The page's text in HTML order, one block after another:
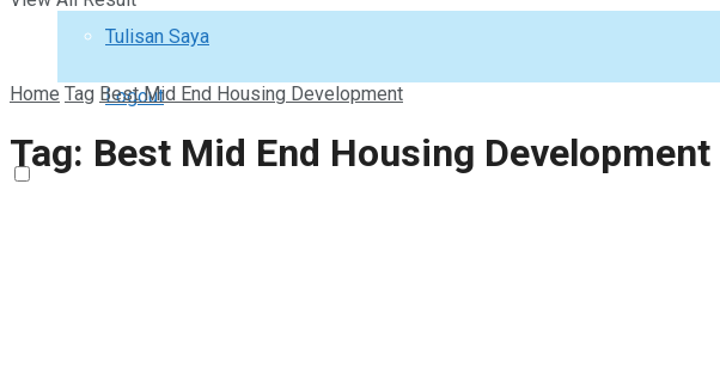
Tulisan Saya
Logout
Home Tag Best Mid End Housing Development
Tag: Best Mid End Housing Development